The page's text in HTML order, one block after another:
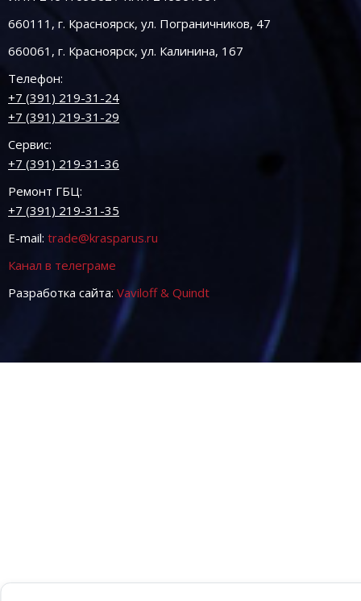
660111, г. Красноярск, ул. Пограничников, 47
660061, г. Красноярск, ул. Калинина, 167
Телефон:
+7 (391) 219-31-24
+7 (391) 219-31-29
Сервис:
+7 (391) 219-31-36
Ремонт ГБЦ:
+7 (391) 219-31-35
E-mail: trade@krasparus.ru
Канал в телеграме
Разработка сайта: Vaviloff & Quindt